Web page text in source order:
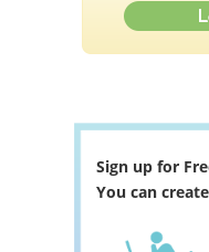
Sign up for
You can